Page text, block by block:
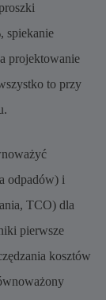
spiekanie
projektowanie
to przy
odpadów) i
TCO) dla
pierwsze
kosztów